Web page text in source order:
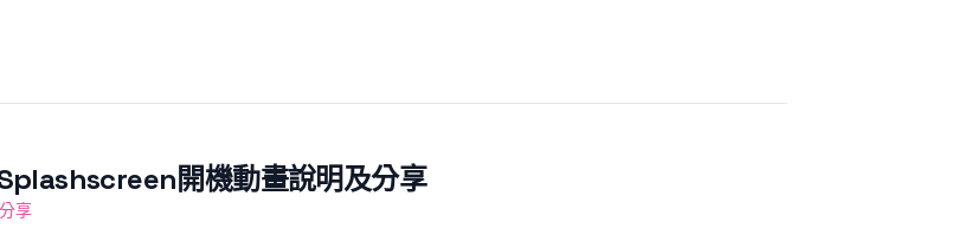
開機動畫說明及分享
享